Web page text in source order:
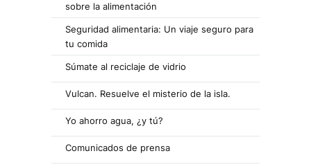
sobre la alimentación
Seguridad alimentaria: Un viaje seguro para
tu comida
Súmate al reciclaje de vidrio
Vulcan. Resuelve el misterio de la isla.
Yo ahorro agua, ¿y tú?
Comunicados de prensa